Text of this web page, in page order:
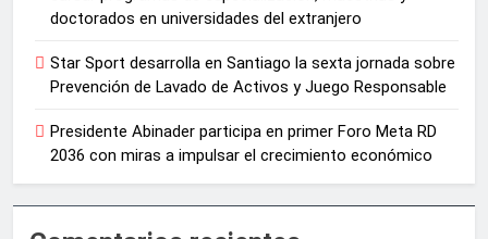
doctorados en universidades del extranjero
Star Sport desarrolla en Santiago la sexta jornada sobre
Prevención de Lavado de Activos y Juego Responsable
Presidente Abinader participa en primer Foro Meta RD
2036 con miras a impulsar el crecimiento económico